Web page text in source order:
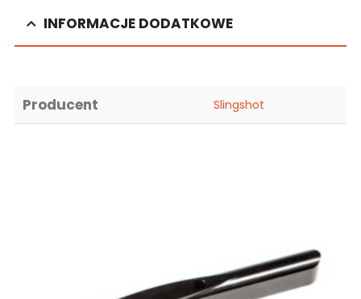
INFORMACJE DODATKOWE
Producent Slingshot